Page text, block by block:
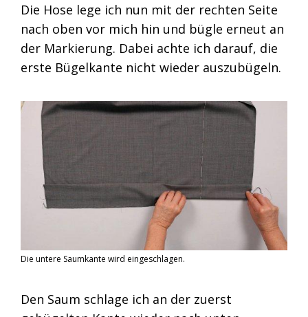
Die Hose lege ich nun mit der rechten Seite
nach oben vor mich hin und bügle erneut an
der Markierung. Dabei achte ich darauf, die
erste Bügelkante nicht wieder auszubügeln.
Die untere Saumkante wird eingeschlagen.
Den Saum schlage ich an der zuerst